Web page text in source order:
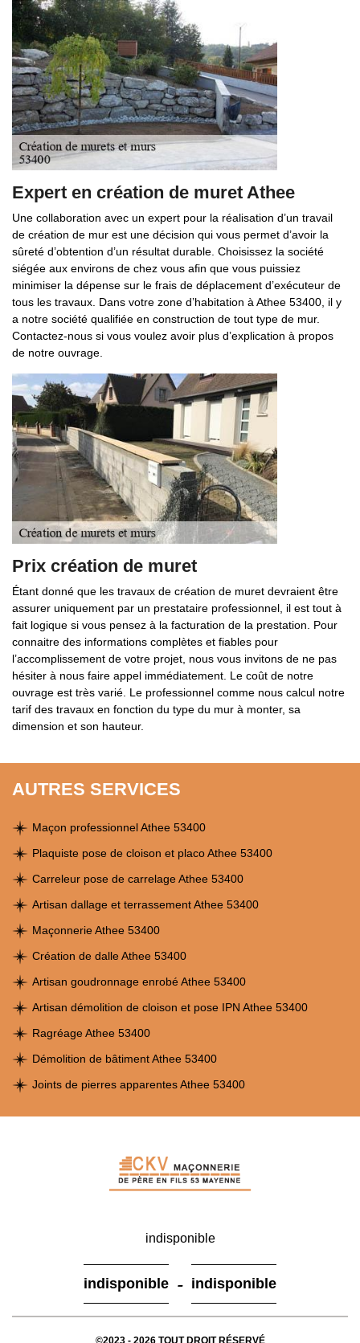
Expert en création de muret Athee
Une collaboration avec un expert pour la réalisation d’un travail
de création de mur est une décision qui vous permet d’avoir la
sûreté d’obtention d’un résultat durable. Choisissez la société
siégée aux environs de chez vous afin que vous puissiez
minimiser la dépense sur le frais de déplacement d’exécuteur de
tous les travaux. Dans votre zone d’habitation à Athee 53400, il y
a notre société qualifiée en construction de tout type de mur.
Contactez-nous si vous voulez avoir plus d’explication à propos
de notre ouvrage.
Prix création de muret
Étant donné que les travaux de création de muret devraient être
assurer uniquement par un prestataire professionnel, il est tout à
fait logique si vous pensez à la facturation de la prestation. Pour
connaitre des informations complètes et fiables pour
l’accomplissement de votre projet, nous vous invitons de ne pas
hésiter à nous faire appel immédiatement. Le coût de notre
ouvrage est très varié. Le professionnel comme nous calcul notre
tarif des travaux en fonction du type du mur à monter, sa
dimension et son hauteur.
AUTRES SERVICES
Maçon professionnel Athee 53400
Plaquiste pose de cloison et placo Athee 53400
Carreleur pose de carrelage Athee 53400
Artisan dallage et terrassement Athee 53400
Maçonnerie Athee 53400
Création de dalle Athee 53400
Artisan goudronnage enrobé Athee 53400
Artisan démolition de cloison et pose IPN Athee 53400
Ragréage Athee 53400
Démolition de bâtiment Athee 53400
Joints de pierres apparentes Athee 53400
indisponible
indisponible - indisponible
©2023 - 2026 TOUT DROIT RÉSERVÉ